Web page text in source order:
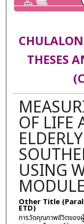
THESES
OF LIFE
USING
MODULE
Other Title
ETD)
การวัดคุณภาพชีวิตของ